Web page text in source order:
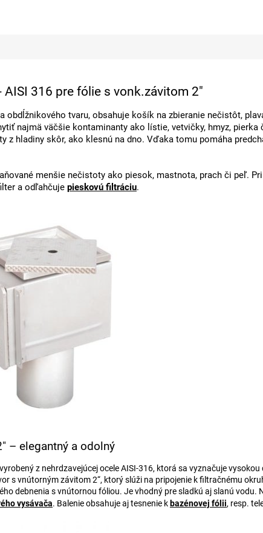
M
O
AISI 316 pre fólie s vonk.závitom 2"
obdĺžnikového tvaru, obsahuje košík na zbieranie nečistôt,
najmä väčšie kontaminanty ako lístie, vetvičky, hmyz, pierka
z hladiny skôr, ako klesnú na dno. Vďaka tomu pomáha
menšie nečistoty ako piesok, mastnota, prach či peľ.
a odľahčuje pieskovú filtráciu.
– elegantný a odolný
z nehrdzavejúcej ocele AISI-316, ktorá sa vyznačuje
s vnútorným závitom 2“, ktorý slúži na pripojenie k filtračnému
debnenia s vnútornou fóliou. Je vhodný pre sladkú aj slanú vodu.
vysávača. Balenie obsahuje aj tesnenie kbazénovej fólii, resp.